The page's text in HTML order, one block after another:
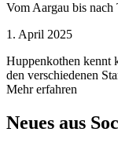
Vom Aargau bis nach
1. April 2025
Huppenkothen kennt
den verschiedenen
Mehr erfahren
Neues aus